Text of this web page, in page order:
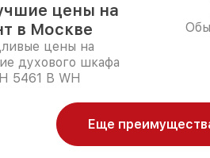
цены на
в Москве
цены на
духового шкафа
5461 B WH
Еще